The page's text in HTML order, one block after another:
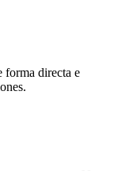
forma directa e